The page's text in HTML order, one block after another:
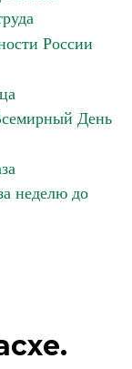
России
День
неделю до